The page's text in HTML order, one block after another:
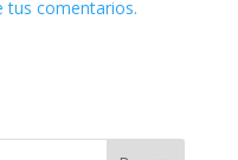
tus comentarios.